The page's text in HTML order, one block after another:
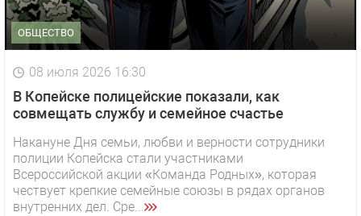
ОБЩЕСТВО
08 июля 2026 16:30
В Копейске полицейские показали, как
совмещать службу и семейное счастье
Накануне Дня семьи, любви и верности сотрудники
полиции Копейска стали участниками
Всероссийской акции «Команда Родных», которая
чествует крепкие семейные союзы в рядах органов
внутренних дел. Сре...